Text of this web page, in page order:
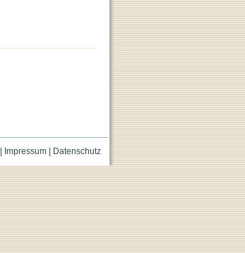
Impressum| Datenschutz